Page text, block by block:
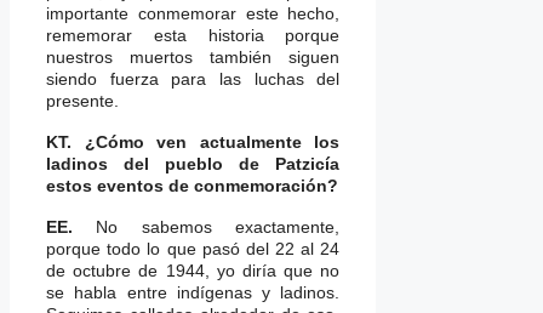
importante conmemorar este hecho,
rememorar esta historia porque
nuestros muertos también siguen
siendo fuerza para las luchas del
presente.
KT. ¿Cómo ven actualmente los
ladinos del pueblo de Patzicía
estos eventos de conmemoración?
EE. No sabemos exactamente,
porque todo lo que pasó del 22 al 24
de octubre de 1944, yo diría que no
se habla entre indígenas y ladinos.